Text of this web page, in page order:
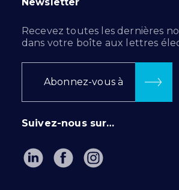
Recevez toutes les dernières
dans votre boîte aux lettres
Abonnez-vous à
Suivez-nous sur…